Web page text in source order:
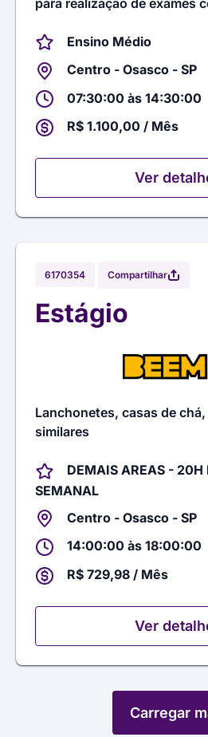
Ensino Médio
Centro - Osasco - SP
07:30:00 às 14:30:00
R$ 1.100,00 / Mês
Ver
6170354 Compartilhar
Estágio
Lanchonetes, casas de
similares
DEMAIS AREAS - 20H
SEMANAL
Centro - Osasco - SP
14:00:00 às 18:00:00
R$ 729,98 / Mês
Ver
Carregar